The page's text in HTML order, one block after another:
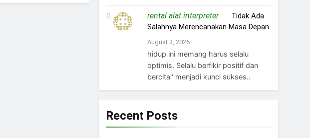
rental alat interpreteron Tidak Ada
Salahnya Merencanakan Masa Depan
August 3, 2026
hidup ini memang harus selalu
optimis. Selalu berfikir positif dan
bercita" menjadi kunci sukses..
Recent Posts